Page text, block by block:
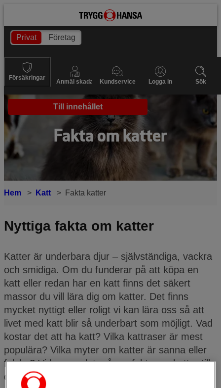
Till innehållet
Privat Företag
Försäkringar
Anmäl skada Kundservice Logga in Sök
Fakta om katter
Hem Katt Fakta katter
Nyttiga fakta om katter
Katter är underbara djur – självständiga, vackra
och smidiga. Om du funderar på att köpa en
katt eller redan har en katt finns det säkert
massor du vill lära dig om katter. Det finns
mycket nyttigt eller roligt vi kan lära oss så att
livet med katt blir så underbart som möjligt. Vad
kostar det att ha katt? Vilka kattraser är mest
populära? Vilka myter om katter är sanna eller
falska? Vi har samlat många fakta om katter till
dig.